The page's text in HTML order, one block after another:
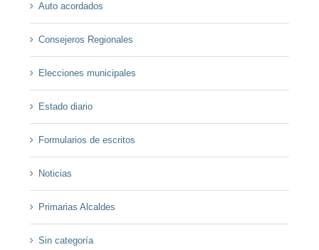
Auto acordados
Consejeros Regionales
Elecciones municipales
Estado diario
Formularios de escritos
Noticias
Primarias Alcaldes
Sin categoría